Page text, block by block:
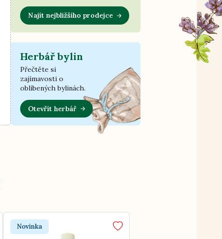
Najít nejbližšího prodejce
Herbář bylin
Přečtěte si
zajímavosti o
oblíbených bylinách.
Otevřít herbář
Novinka